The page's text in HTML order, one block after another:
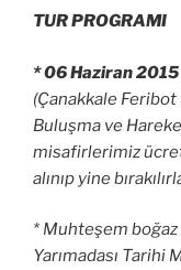
TUR PROGRAMI
* 06 Haziran
(Çanakkale Feribot
Buluşma ve
misafirlerimiz
alınıp yine
* Muhteşem
Yarımadası Tarihi